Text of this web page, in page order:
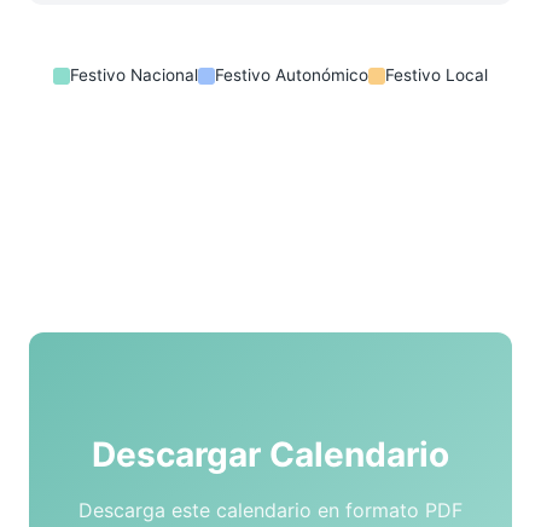
Festivo Nacional Festivo Autonómico Festivo Local
Descargar Calendario
Descarga este calendario en formato PDF